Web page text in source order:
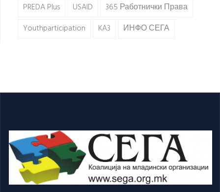
PREDA Plus
USAID
365 Работнички Права
Youthparticipation
KA3 ИНФО СЕГА